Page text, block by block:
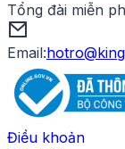
Tổng đài miễn
Email:
Điều khoản